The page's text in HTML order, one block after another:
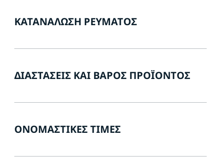
ΚΑΤΑΝΆΛΩΣΗ ΡΕΎΜΑΤΟΣ
ΔΙΑΣΤΆΣΕΙΣ ΚΑΙ ΒΆΡΟΣ ΠΡΟΪΌΝΤΟΣ
ΟΝΟΜΑΣΤΙΚΈΣ ΤΙΜΈΣ